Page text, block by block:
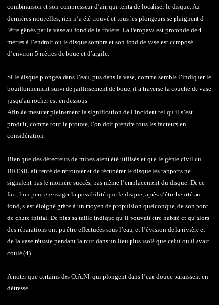
combinaison et son compresseur d’air, qui tenta de localiser le disque. Au
dernières nouvelles, rien n’a été trouvé et tous les plongeurs se plaignent d
‘être gênés par la vase au fond de la rivière. La Peropava est profonde de 4
mètres à l’endroit ou le disque sombra et son fond de vase est composé
d’environ 5 mètres de boue et d’argile.
Si le disque plongea dans l’eau, pus dans la vase, comme semble l’indiquer le
bouillonnement suivi de jaillissement de boue, il a traversé la couche de vase
jusqu’au rocher est en dessous.
Afin de mesurer pleinement la signification de l’incident tel qu’il s’est
produit, comme tout le prouve, l’on doit prendre tous les facteurs en
considération.
Bien que des détecteurs de mines aient été utilisés et que le génie civil du
BRESIL ait tenté de retrouver et de récupérer le disque les rapports ne
signalent pas le moindre succès, pas même l’emplacement du disque. De ce
fait, l’on peut envisager la possibilité que le disque, après s’être heurté au
fond, s’est éloigné grâce à un moyen de propulsion quelconque, de son pont
de chute initial. De plus sa taille indique qu’il pouvait être habité et qu’alors
des réparations ont pu être effectuées sous l’eau, et l’évasion de la rivière et
de la vase réussie pendant la nuit dans un lieu plus isolé que celui ou il avait
coulé (4).
A noter que certains des O.A.NI. qui plongent dans l’eau douce paraissent en
détresse.